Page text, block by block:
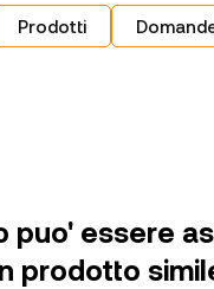
Prodotti
puo' essere
prodotto